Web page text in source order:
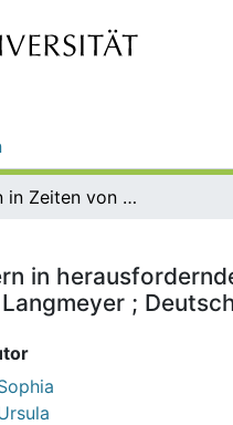
Kind sein in Zeiten von Corona : Kinder und Eltern in herausfordernden Lebenslagen / Sophia Chabursky, Ursula Winklhofer, Alissa Jäggle und Alexandra Langmeyer ; Deutsches Jugendinstitut e.V.
in
;